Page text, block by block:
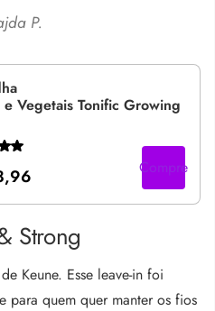
P.
e Vegetais Tonific Growing
Compre
Strong
Keune. Esse leave-in foi
para quem quer manter os fios